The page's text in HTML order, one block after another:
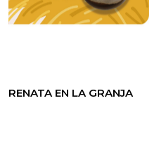
RENATA EN LA GRANJA